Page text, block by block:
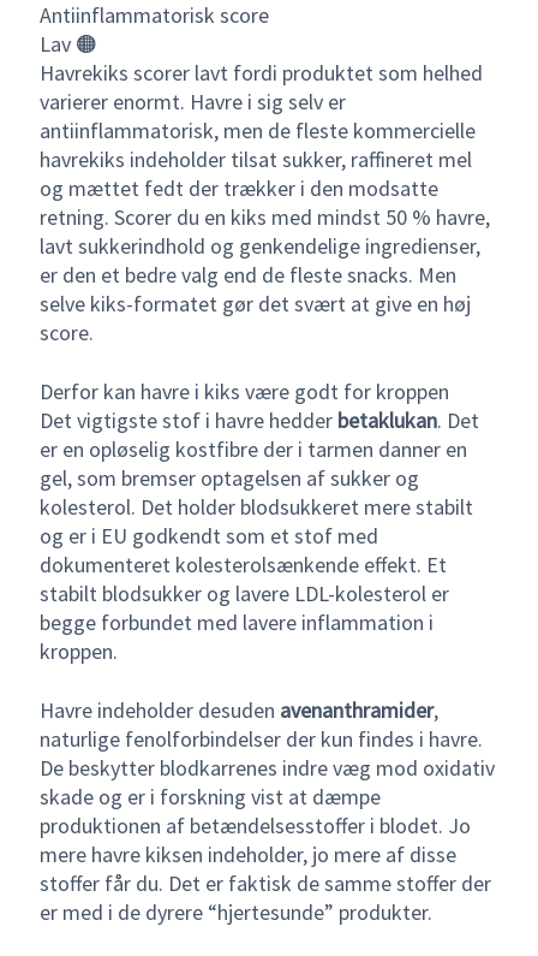
Antiinflammatorisk score
Lav 🟠
Havrekiks scorer lavt fordi produktet som helhed
varierer enormt. Havre i sig selv er
antiinflammatorisk, men de fleste kommercielle
havrekiks indeholder tilsat sukker, raffineret mel
og mættet fedt der trækker i den modsatte
retning. Scorer du en kiks med mindst 50 % havre,
lavt sukkerindhold og genkendelige ingredienser,
er den et bedre valg end de fleste snacks. Men
selve kiks-formatet gør det svært at give en høj
score.
Derfor kan havre i kiks være godt for kroppen
Det vigtigste stof i havre hedder betaklukan. Det
er en opløselig kostfibre der i tarmen danner en
gel, som bremser optagelsen af sukker og
kolesterol. Det holder blodsukkeret mere stabilt
og er i EU godkendt som et stof med
dokumenteret kolesterolsænkende effekt. Et
stabilt blodsukker og lavere LDL-kolesterol er
begge forbundet med lavere inflammation i
kroppen.
Havre indeholder desuden avenanthramider,
naturlige fenolforbindelser der kun findes i havre.
De beskytter blodkarrenes indre væg mod oxidativ
skade og er i forskning vist at dæmpe
produktionen af betændelsesstoffer i blodet. Jo
mere havre kiksen indeholder, jo mere af disse
stoffer får du. Det er faktisk de samme stoffer der
er med i de dyrere “hjertesunde” produkter.